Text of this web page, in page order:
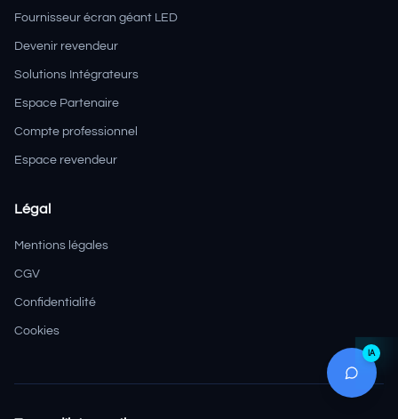
Fournisseur écran géant LED
Devenir revendeur
Solutions Intégrateurs
Espace Partenaire
Compte professionnel
Espace revendeur
Légal
Mentions légales
CGV
Confidentialité
Cookies
IA